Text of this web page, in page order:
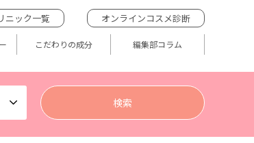
ニック一覧 オンラインコスメ診断
こだわりの成分 編集部コラム